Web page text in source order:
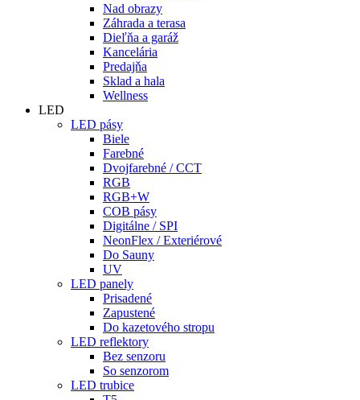
Nad obrazy
Záhrada a terasa
Dieľňa a garáž
Kancelária
Predajňa
Sklad a hala
Wellness
LED
LED pásy
Biele
Farebné
Dvojfarebné / CCT
RGB
RGB+W
COB pásy
Digitálne / SPI
NeonFlex / Exteriérové
Do Sauny
UV
LED panely
Prisadené
Zapustené
Do kazetového stropu
LED reflektory
Bez senzoru
So senzorom
LED trubice